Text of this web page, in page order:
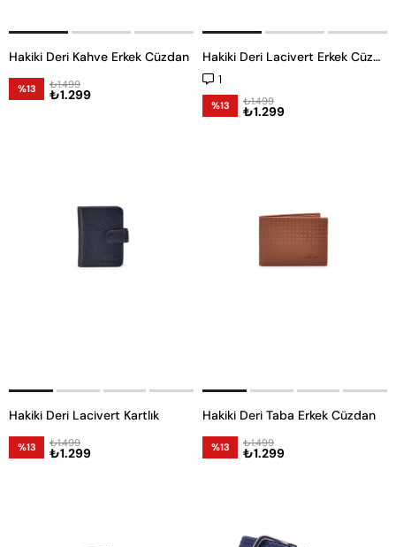
Hakiki Deri Kahve Erkek Cüzdan
%13 ₺1.299
₺1.499
Hakiki Deri Lacivert Erkek Cüzdan
1
%13 ₺1.299
₺1.499
Hakiki Deri Lacivert Kartlık
%13 ₺1.299
₺1.499
Hakiki Deri Taba Erkek Cüzdan
%13 ₺1.299
₺1.499